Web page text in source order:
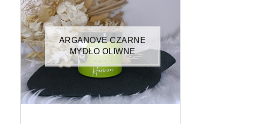
ARGANOVE CZARNE
MYDŁO OLIWNE